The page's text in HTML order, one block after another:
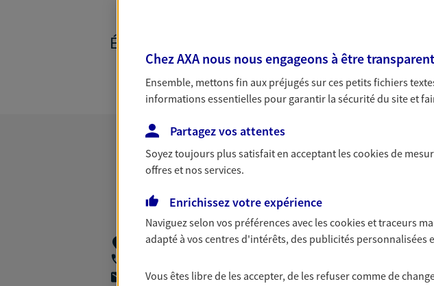
ÉPARGNE ET RETRAITE
50 Boulevard Du Doyenne, 49100 Angers
agencea2p.sandra.elineau@axa.fr
Chez AXA nous nous engageons à être
Ensemble, mettons fin aux préjugés sur ces petits fichiers
informations essentielles pour garantir la sécurité du site et
Partagez vos attentes
Soyez toujours plus satisfait en acceptant lescookiesde
offres et nos services.
Enrichissez votre expérience
Naviguez selon vos préférences avec lescookies et traceurs
adapté à vos centres d'intérêts, des publicités personnalisées
Vous êtes libre de les accepter, de les refuser comme de